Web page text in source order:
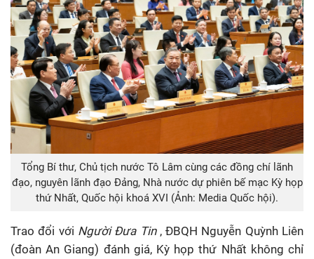
Tổng Bí thư, Chủ tịch nước Tô Lâm cùng các đồng chí lãnh
đạo, nguyên lãnh đạo Đảng, Nhà nước dự phiên bế mạc Kỳ họp
thứ Nhất, Quốc hội khoá XVI (Ảnh: Media Quốc hội).
Trao đổi với Người Đưa Tin , ĐBQH Nguyễn Quỳnh Liên
(đoàn An Giang) đánh giá, Kỳ họp thứ Nhất không chỉ